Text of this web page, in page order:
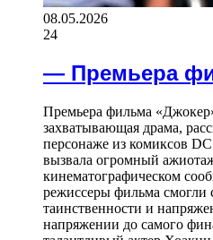
08.05.2026
24
— Премьера
Премьера фильма
захватывающая драма,
персонаже из комиксов
вызвала огромный
кинематографическом
режиссеры фильма смогли
таинственности и
напряжении до самого